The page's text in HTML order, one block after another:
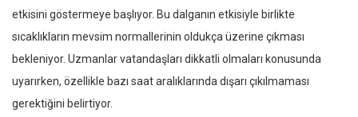
etkisini göstermeye başlıyor. Bu dalganın etkisiyle birlikte
sıcaklıkların mevsim normallerinin oldukça üzerine çıkması
bekleniyor. Uzmanlar vatandaşları dikkatli olmaları konusunda
uyarırken, özellikle bazı saat aralıklarında dışarı çıkılmaması
gerektiğini belirtiyor.